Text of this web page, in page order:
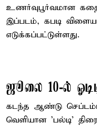
உணர்வுபூர்வமான
இப்படம், கபடி
எடுக்கப்பட்டுள்ளது.
ஜூலை 10-ல்
கடந்த ஆண்டு
வெளியான 'பல்டி'